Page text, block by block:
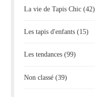
La vie de Tapis Chic (42)
Les tapis d'enfants (15)
Les tendances (99)
Non classé (39)